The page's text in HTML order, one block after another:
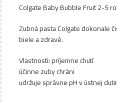
Colgate Baby Bubble Fruit 2-5
Zubná pasta Colgate dokonale
biele a zdravé.
Vlastnosti: príjemne chutí
účinne zuby chráni
udržuje správne pH v ústnej